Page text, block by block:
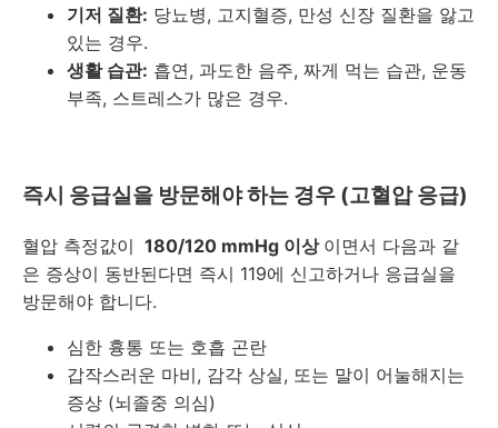
기저 질환: 당뇨병, 고지혈증, 만성 신장 질환을 앓고
있는 경우.
생활 습관: 흡연, 과도한 음주, 짜게 먹는 습관, 운동
부족, 스트레스가 많은 경우.
즉시 응급실을 방문해야 하는 경우 (고혈압 응급)
혈압 측정값이 180/120 mmHg 이상 이면서 다음과 같
은 증상이 동반된다면 즉시 119에 신고하거나 응급실을
방문해야 합니다.
심한 흉통 또는 호흡 곤란
갑작스러운 마비, 감각 상실, 또는 말이 어눌해지는
증상 (뇌졸중 의심)